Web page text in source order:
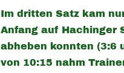
Im dritten Satz kam
Anfang auf Hachinger
abheben konnten (3:6
von 10:15 nahm